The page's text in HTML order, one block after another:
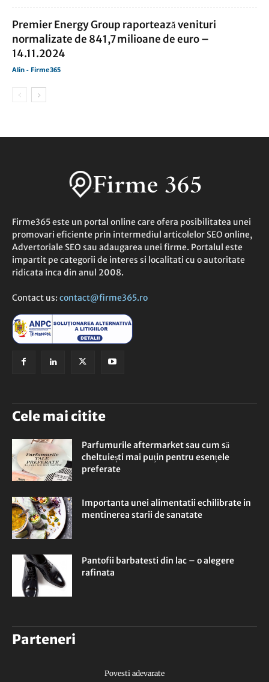
Premier Energy Group raportează venituri
normalizate de 841,7 milioane de euro –
14.11.2024
Alin - Firme365
Firme365 este un portal online care ofera posibilitatea unei
promovari eficiente prin intermediul articolelor SEO online,
Advertoriale SEO sau adaugarea unei firme. Portalul este
impartit pe categorii de interes si localitati cu o autoritate
ridicata inca din anul 2008.
Contact us: contact@firme365.ro
Cele mai citite
Parfumurile aftermarket sau cum să
cheltuiești mai puțin pentru esențele
preferate
Importanta unei alimentatii echilibrate in
mentinerea starii de sanatate
Pantofii barbatesti din lac – o alegere
rafinata
Parteneri
Povesti adevarate